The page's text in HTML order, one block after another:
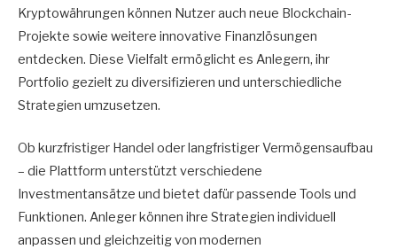
Kryptowährungen können Nutzer auch neue Blockchain-
Projekte sowie weitere innovative Finanzlösungen
entdecken. Diese Vielfalt ermöglicht es Anlegern, ihr
Portfolio gezielt zu diversifizieren und unterschiedliche
Strategien umzusetzen.
Ob kurzfristiger Handel oder langfristiger Vermögensaufbau
– die Plattform unterstützt verschiedene
Investmentansätze und bietet dafür passende Tools und
Funktionen. Anleger können ihre Strategien individuell
anpassen und gleichzeitig von modernen